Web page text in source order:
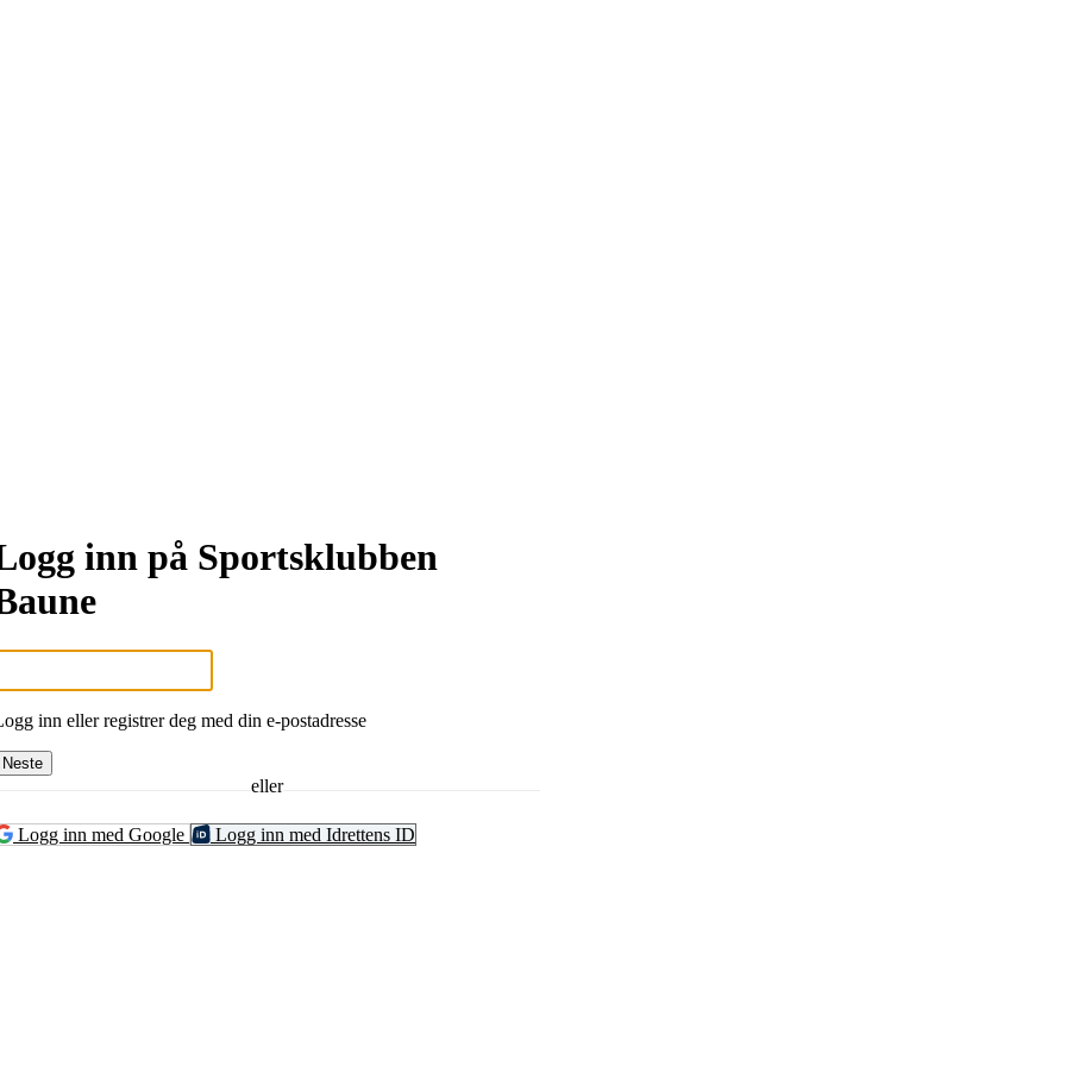
inn på Sportsklubben
inn eller registrer deg med din e-postadresse
Neste
eller
Logg inn med Google Logg inn med Idrettens ID